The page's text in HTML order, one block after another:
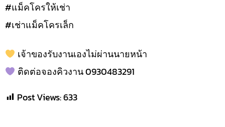
#แม็คโครให้เช่า
#เช่าแม็คโครเล็ก
เจ้าของรับงานเองไม่ผ่านนายหน้า
ติดต่อจองคิวงาน 0930483291
Post Views:633